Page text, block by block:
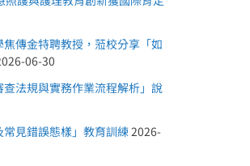
焦傳金特聘教授，蒞校分享「如
06-30
法規與實務作業流程解析」說
見錯誤態樣」教育訓練2026-